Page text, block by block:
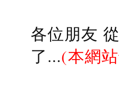
各位朋友
了...(本網